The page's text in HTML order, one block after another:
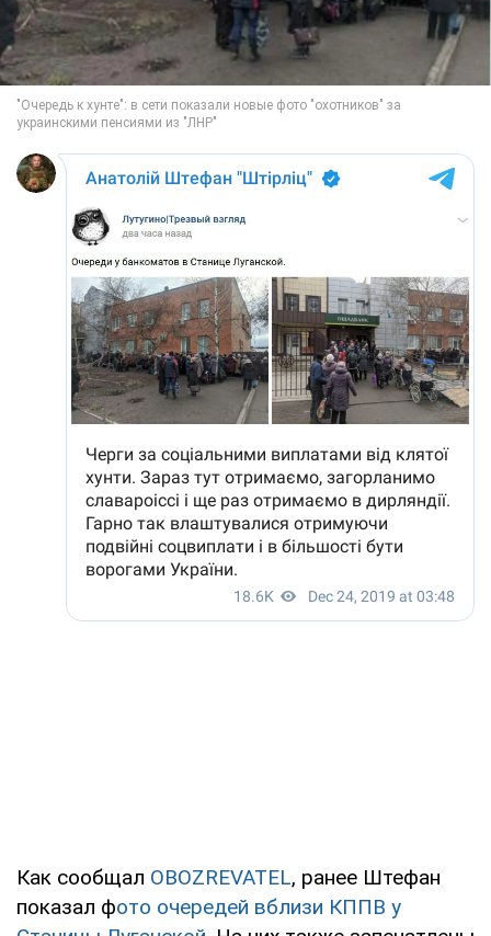
Как сообщал OBOZREVATEL, ранее Штефан
показал фото очередей вблизи КППВ у